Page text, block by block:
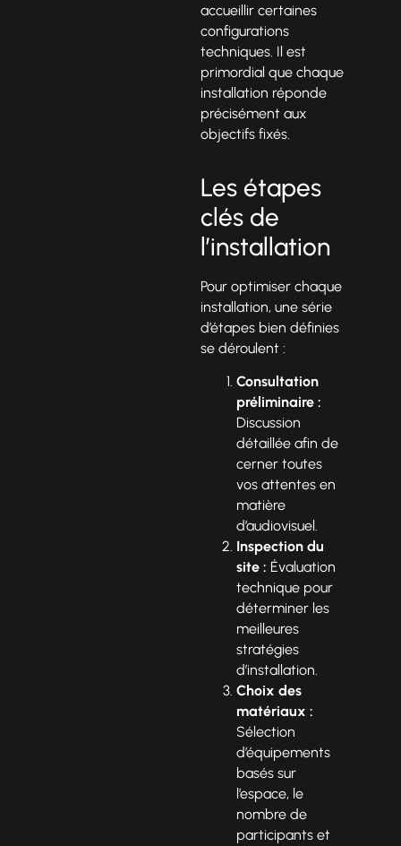
accueillir certaines
configurations
techniques. Il est
primordial que chaque
installation réponde
précisément aux
objectifs fixés.
Les étapes
clés de
l’installation
Pour optimiser chaque
installation, une série
d’étapes bien définies
se déroulent :
Consultation
préliminaire :
Discussion
détaillée afin de
cerner toutes
vos attentes en
matière
d’audiovisuel.
Inspection du
site : Évaluation
technique pour
déterminer les
meilleures
stratégies
d’installation.
Choix des
matériaux :
Sélection
d’équipements
basés sur
l’espace, le
nombre de
participants et